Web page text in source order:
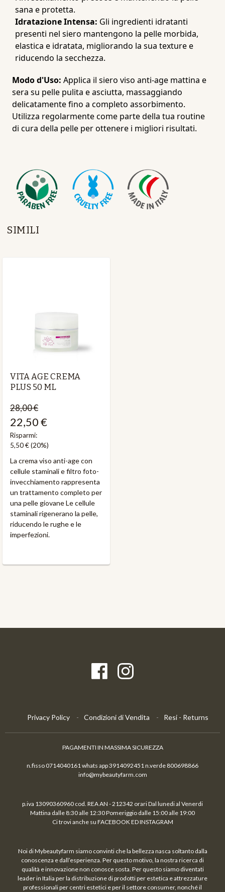
sana e protetta.
Idratazione Intensa: Gli ingredienti idratanti
presenti nel siero mantengono la pelle morbida,
elastica e idratata, migliorando la sua texture e
riducendo la secchezza.
Modo d'Uso: Applica il siero viso anti-age mattina e
sera su pelle pulita e asciutta, massaggiando
delicatamente fino a completo assorbimento.
Utilizza regolarmente come parte della tua routine
di cura della pelle per ottenere i migliori risultati.
SIMILI
VITA AGE CREMA
PLUS 50 ML
28,00 €
22,50 €
Risparmi:
5,50 €(20%)
La crema viso anti-age con
cellule staminali e filtro foto-
invecchiamento rappresenta
un trattamento completo per
una pelle giovane Le cellule
staminali rigenerano la pelle,
riducendo le rughe e le
imperfezioni.
Privacy Policy Condizioni di Vendita Resi - Returns
PAGAMENTI IN MASSIMA SICUREZZA
n.fisso 0714040161 whats app 3914092451 n.verde 800698866
info@mybeautyfarm.com
p.iva 13090360960 cod. REA AN - 212342 orari Dal lunedi al Venerdi
Mattina dalle 8:30 alle 12:30 Pomeriggio dalle 15:00 alle 19:00
Ci trovi anche su FACEBOOK ED INSTAGRAM
Noi di Mybeautyfarm siamo convinti che la bellezza nasca soltanto dalla
conoscenza e dall’esperienza. Per questo motivo, la nostra ricerca di
qualità e innovazione non conosce sosta. Per questo siamo diventati
leader in Italia per la distribuzione di prodotti per estetica e attrezzature
professionali per centri estetici e per il settore consumer, nonché il